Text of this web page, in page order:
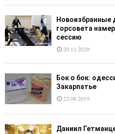
горсовета
сессию
20.11.2020
Бок о бок:
Закарпатье
22.08.2019
Даниил